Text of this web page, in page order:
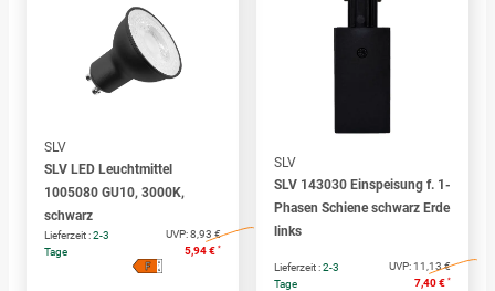
SLV
SLV LED Leuchtmittel
1005080 GU10, 3000K,
schwarz
Lieferzeit :2-3
Tage
UVP:8,93 €
5,94 € *
A
↑
G
F
SLV
SLV 143030 Einspeisung f. 1-
Phasen Schiene schwarz Erde
links
Lieferzeit :2-3
Tage
UVP:11,13 €
7,40 € *